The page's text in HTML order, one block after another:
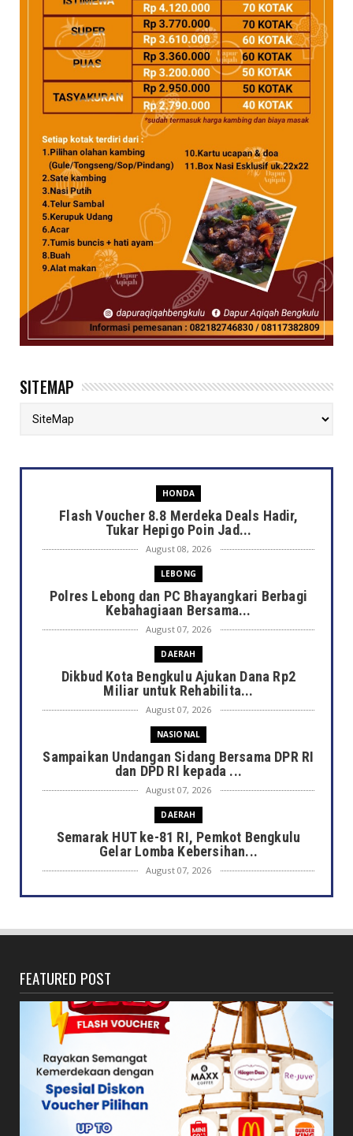
SITEMAP
HONDA
Flash Voucher 8.8 Merdeka Deals Hadir,
Tukar Hepigo Poin Jad...
August 08, 2026
LEBONG
Polres Lebong dan PC Bhayangkari Berbagi
Kebahagiaan Bersama...
August 07, 2026
DAERAH
Dikbud Kota Bengkulu Ajukan Dana Rp2
Miliar untuk Rehabilita...
August 07, 2026
NASIONAL
Sampaikan Undangan Sidang Bersama DPR RI
dan DPD RI kepada ...
August 07, 2026
DAERAH
Semarak HUT ke-81 RI, Pemkot Bengkulu
Gelar Lomba Kebersihan...
August 07, 2026
DAERAH
Jangan Pasang Bende...
Bersama Forkopimda, Walikota – Wawali
Bagikan 5.000 Bendera ...
August 07, 2026
JELAJAH
Saat Amal Masjid Keliru, Nasib Negeri
Mengharu-biru
August 07, 2026
FEATURED POST